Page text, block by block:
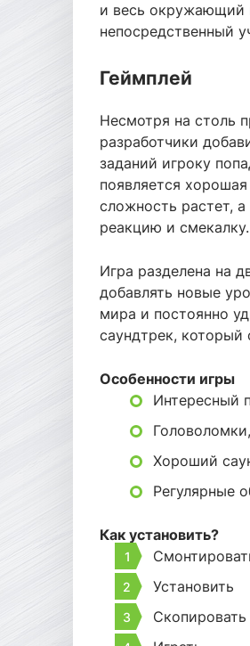
и весь окружающий
непосредственный
Геймплей
Несмотря на столь
разработчики
заданий игроку
появляется
сложность растет,
реакцию и смекалку.
Игра разделена на
добавлять новые
мира и постоянно
саундтрек, который
Особенности игры
Интересный
Хороший
Регулярные
Как установить?
Установить
Скопировать